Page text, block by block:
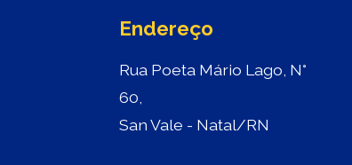
Endereço
Rua Poeta Mário Lago, N°
60,
San Vale - Natal/RN